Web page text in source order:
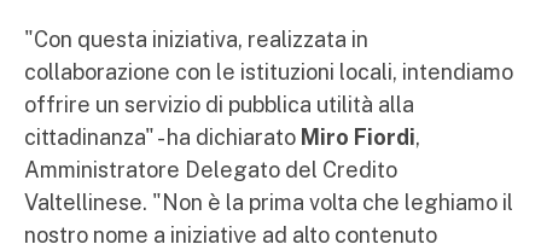
"Con questa iniziativa, realizzata in
collaborazione con le istituzioni locali, intendiamo
offrire un servizio di pubblica utilità alla
cittadinanza" - ha dichiarato Miro Fiordi,
Amministratore Delegato del Credito
Valtellinese. "Non è la prima volta che leghiamo il
nostro nome a iniziative ad alto contenuto